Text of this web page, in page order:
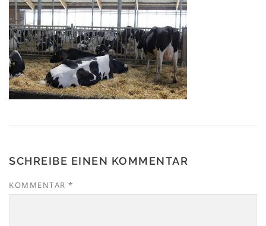
SCHREIBE EINEN KOMMENTAR
KOMMENTAR *